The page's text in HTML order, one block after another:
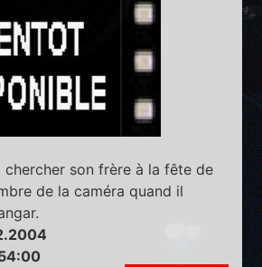
chercher son frère à la fête de
de la caméra quand il